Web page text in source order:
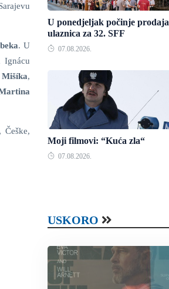
. U
Ignácu
,
Češke,
U ponedjeljak počinje prodaja
ulaznica za 32. SFF
07.08.2026.
Moji filmovi: “Kuća zla“
07.08.2026.
USKORO